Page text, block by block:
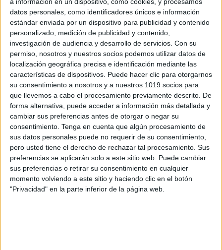
a información en un dispositivo, como cookies, y procesamos
datos personales, como identificadores únicos e información
estándar enviada por un dispositivo para publicidad y contenido
personalizado, medición de publicidad y contenido,
investigación de audiencia y desarrollo de servicios. Con su
permiso, nosotros y nuestros socios podemos utilizar datos de
localización geográfica precisa e identificación mediante las
características de dispositivos. Puede hacer clic para otorgarnos
su consentimiento a nosotros y a nuestros 1019 socios para
que llevemos a cabo el procesamiento previamente descrito. De
forma alternativa, puede acceder a información más detallada y
cambiar sus preferencias antes de otorgar o negar su
consentimiento. Tenga en cuenta que algún procesamiento de
sus datos personales puede no requerir de su consentimiento,
pero usted tiene el derecho de rechazar tal procesamiento. Sus
preferencias se aplicarán solo a este sitio web. Puede cambiar
sus preferencias o retirar su consentimiento en cualquier
momento volviendo a este sitio y haciendo clic en el botón
"Privacidad" en la parte inferior de la página web.
(eficacia) lectora, etc.
c) Actitudinales: motivación hacia el estudio para
dotar de significación y funcionalidad al proceso de
enseñanza y aprendizaje.
Objetivos
– Desarrollar un programa de técnicas de estudio
integral que permita al alumnado adquirir y
desarrollar estrategias de atención, cognitivas y
metacognitivas; valores y actitudes; trabajar y
reflexionar con los temas transversales.
Metodología